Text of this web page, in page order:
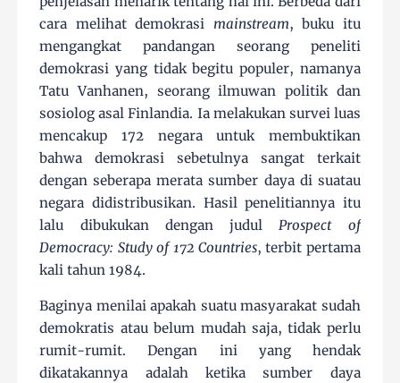
cara melihat demokrasi mainstream, buku itu
mengangkat pandangan seorang peneliti
demokrasi yang tidak begitu populer, namanya
Tatu Vanhanen, seorang ilmuwan politik dan
sosiolog asal Finlandia. Ia melakukan survei luas
mencakup 172 negara untuk membuktikan
bahwa demokrasi sebetulnya sangat terkait
dengan seberapa merata sumber daya di suatau
negara didistribusikan. Hasil penelitiannya itu
lalu dibukukan dengan judulProspect of
Democracy: Study of 172 Countries, terbit pertama
kali tahun 1984.
Baginya menilai apakah suatu masyarakat sudah
demokratis atau belum mudah saja, tidak perlu
rumit-rumit. Dengan ini yang hendak
dikatakannya adalah ketika sumber daya